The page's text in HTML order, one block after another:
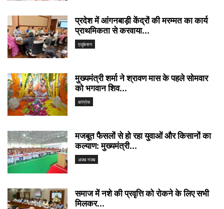
प्रदेश में आंगनबाड़ी केंद्रों की मरम्मत का कार्य
प्राथमिकता से करवाया...
एजुकेशन
मुख्यमंत्री शर्मा ने श्रावण मास के पहले सोमवार
को भगवान शिव...
कांग्रेस
मजबूत फैसलों से हो रहा युवाओं और किसानों का
कल्याण: मुख्यमंत्री...
अजब गजब
समाज में नशे की प्रवृत्ति को रोकने के लिए सभी
मिलकर...